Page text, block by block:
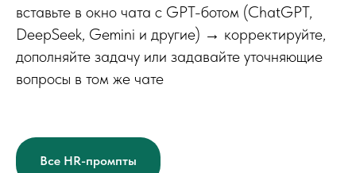
вставьте в окно чата с GPT-ботом (ChatGPT,
DeepSeek, Gemini и другие) → корректируйте,
дополняйте задачу или задавайте уточняющие
вопросы в том же чате
Все HR-промпты